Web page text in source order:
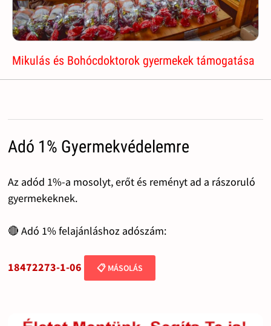
Mikulás és Bohócdoktorok gyermekek támogatása
Adó 1% Gyermekvédelemre
Az adód 1%-a mosolyt, erőt és reményt ad a rászoruló
gyermekeknek.
🔴 Adó 1% felajánláshoz adószám:
18472273-1-06 📋 MÁSOLÁS